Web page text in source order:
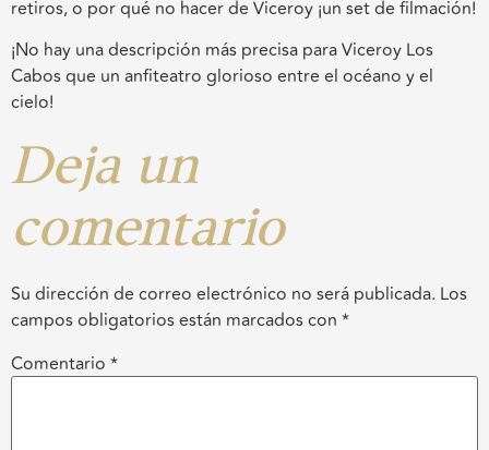
retiros, o por qué no hacer de Viceroy ¡un set de filmación!
¡No hay una descripción más precisa para Viceroy Los
Cabos que un anfiteatro glorioso entre el océano y el
cielo!
Deja un
comentario
Su dirección de correo electrónico no será publicada. Los
campos obligatorios están marcados con *
Comentario *